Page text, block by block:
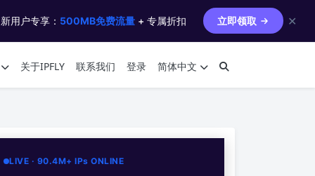
用户专享： 500MB免费流量 + 专属折扣 立即领取 ✕
关于IPFLY 联系我们 登录 简体中文
LIVE · 90.4M+ IPs ONLINE